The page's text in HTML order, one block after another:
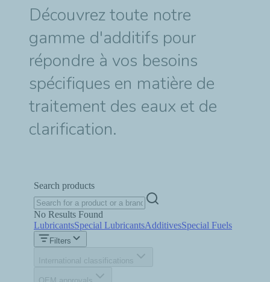
Découvrez toute notre
gamme d'additifs pour
répondre à vos besoins
spécifiques en matière de
traitement des eaux et de
clarification.